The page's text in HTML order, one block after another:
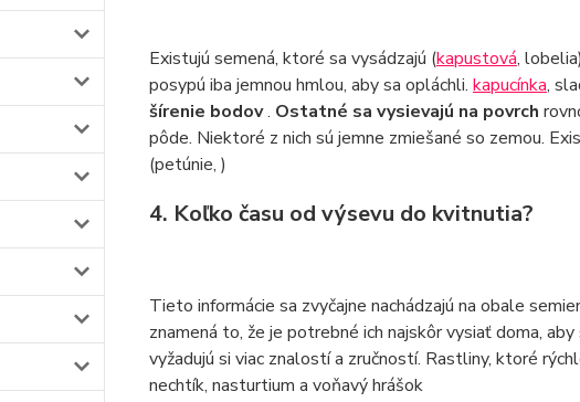
Existujú semená, ktoré sa vysádzajú (kapustová,
posypú iba jemnou hmlou, aby sa opláchli. kapucínka,
šírenie bodov. Ostatné sa vysievajú na povrch
pôde. Niektoré z nich sú jemne zmiešané so zemou.
(petúnie, )
4. Koľko času od výsevu do kvitnutia?
Tieto informácie sa zvyčajne nachádzajú na obale
znamená to, že je potrebné ich najskôr vysiať doma,
vyžadujú si viac znalostí a zručností. Rastliny, ktoré
nechtík, nasturtium a voňavý hrášok